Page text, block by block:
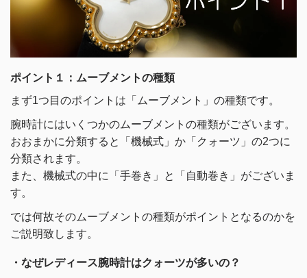
ポイント１：ムーブメントの種類
まず1つ目のポイントは「ムーブメント」の種類です。
腕時計にはいくつかのムーブメントの種類がございます。
おおまかに分類すると「機械式」か「クォーツ」の2つに
分類されます。
また、機械式の中に「手巻き」と「自動巻き」がございま
す。
では何故そのムーブメントの種類がポイントとなるのかを
ご説明致します。
・なぜレディース腕時計はクォーツが多いの？